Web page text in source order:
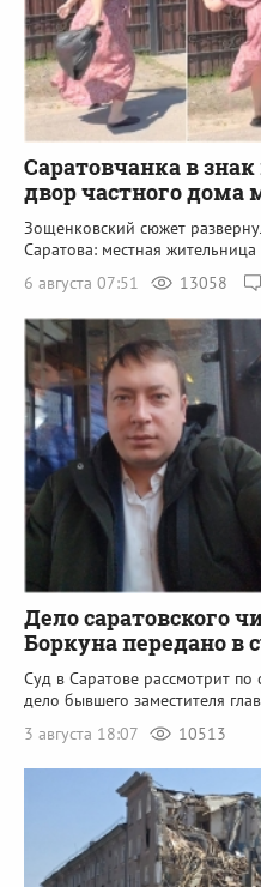
Саратовчанка в знак
двор частного
Зощенковский сюжет
Саратова: местная
6 августа 07:51
13058
Дело саратовского
Боркуна передано в
Суд в Саратове рассмотрит по
дело бывшего заместителя
3 августа 18:07
10513